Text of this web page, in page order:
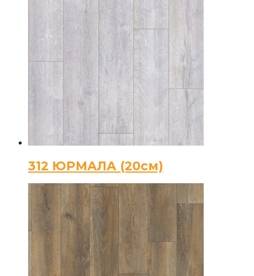
312 ЮРМАЛА (20см)